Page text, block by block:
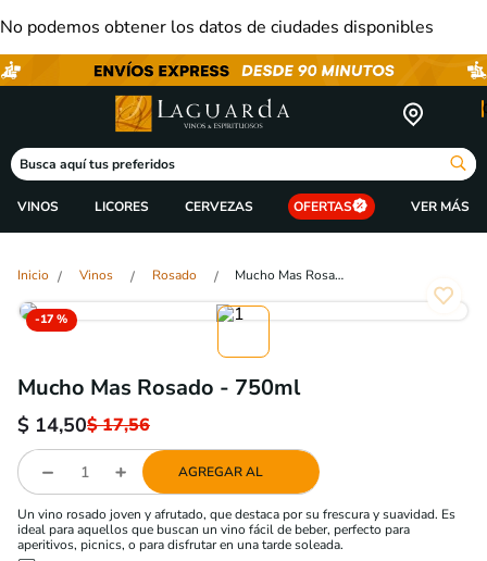
No podemos obtener los datos de ciudades disponibles
Busca aquí tus preferidos
VINOS LICORES CERVEZAS OFERTAS
Vinos Rosado Mucho Mas Rosado - 750ml
-17 %
Mucho Mas Rosado - 750ml
$17,56
$ 14,50
AGREGAR AL
Un vino rosado joven y afrutado, que destaca por su frescura y suavidad. Es
ideal para aquellos que buscan un vino fácil de beber, perfecto para
aperitivos, picnics, o para disfrutar en una tarde soleada.